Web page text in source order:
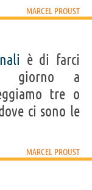
MARCEL PROUST
è di farci
a
tre o
ci sono le
MARCEL PROUST